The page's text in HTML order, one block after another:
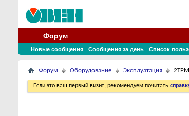
Форум
Новые сообщения Сообщения за день Список
Форум Оборудование Эксплуатация
Если это ваш первый визит, рекомендуем почитать